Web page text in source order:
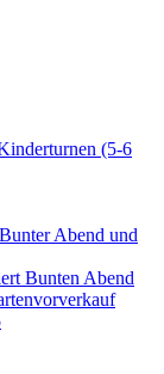
(5-6
Abend und
Bunten Abend